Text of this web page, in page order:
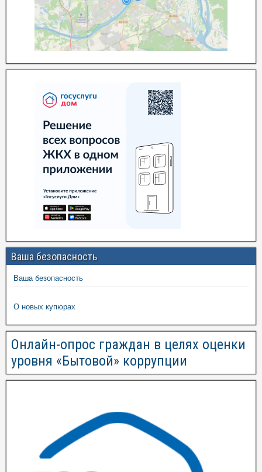
Ваша безопасность
Ваша безопасность
О новых купюрах
Онлайн-опрос граждан в целях оценки
уровня «Бытовой» коррупции